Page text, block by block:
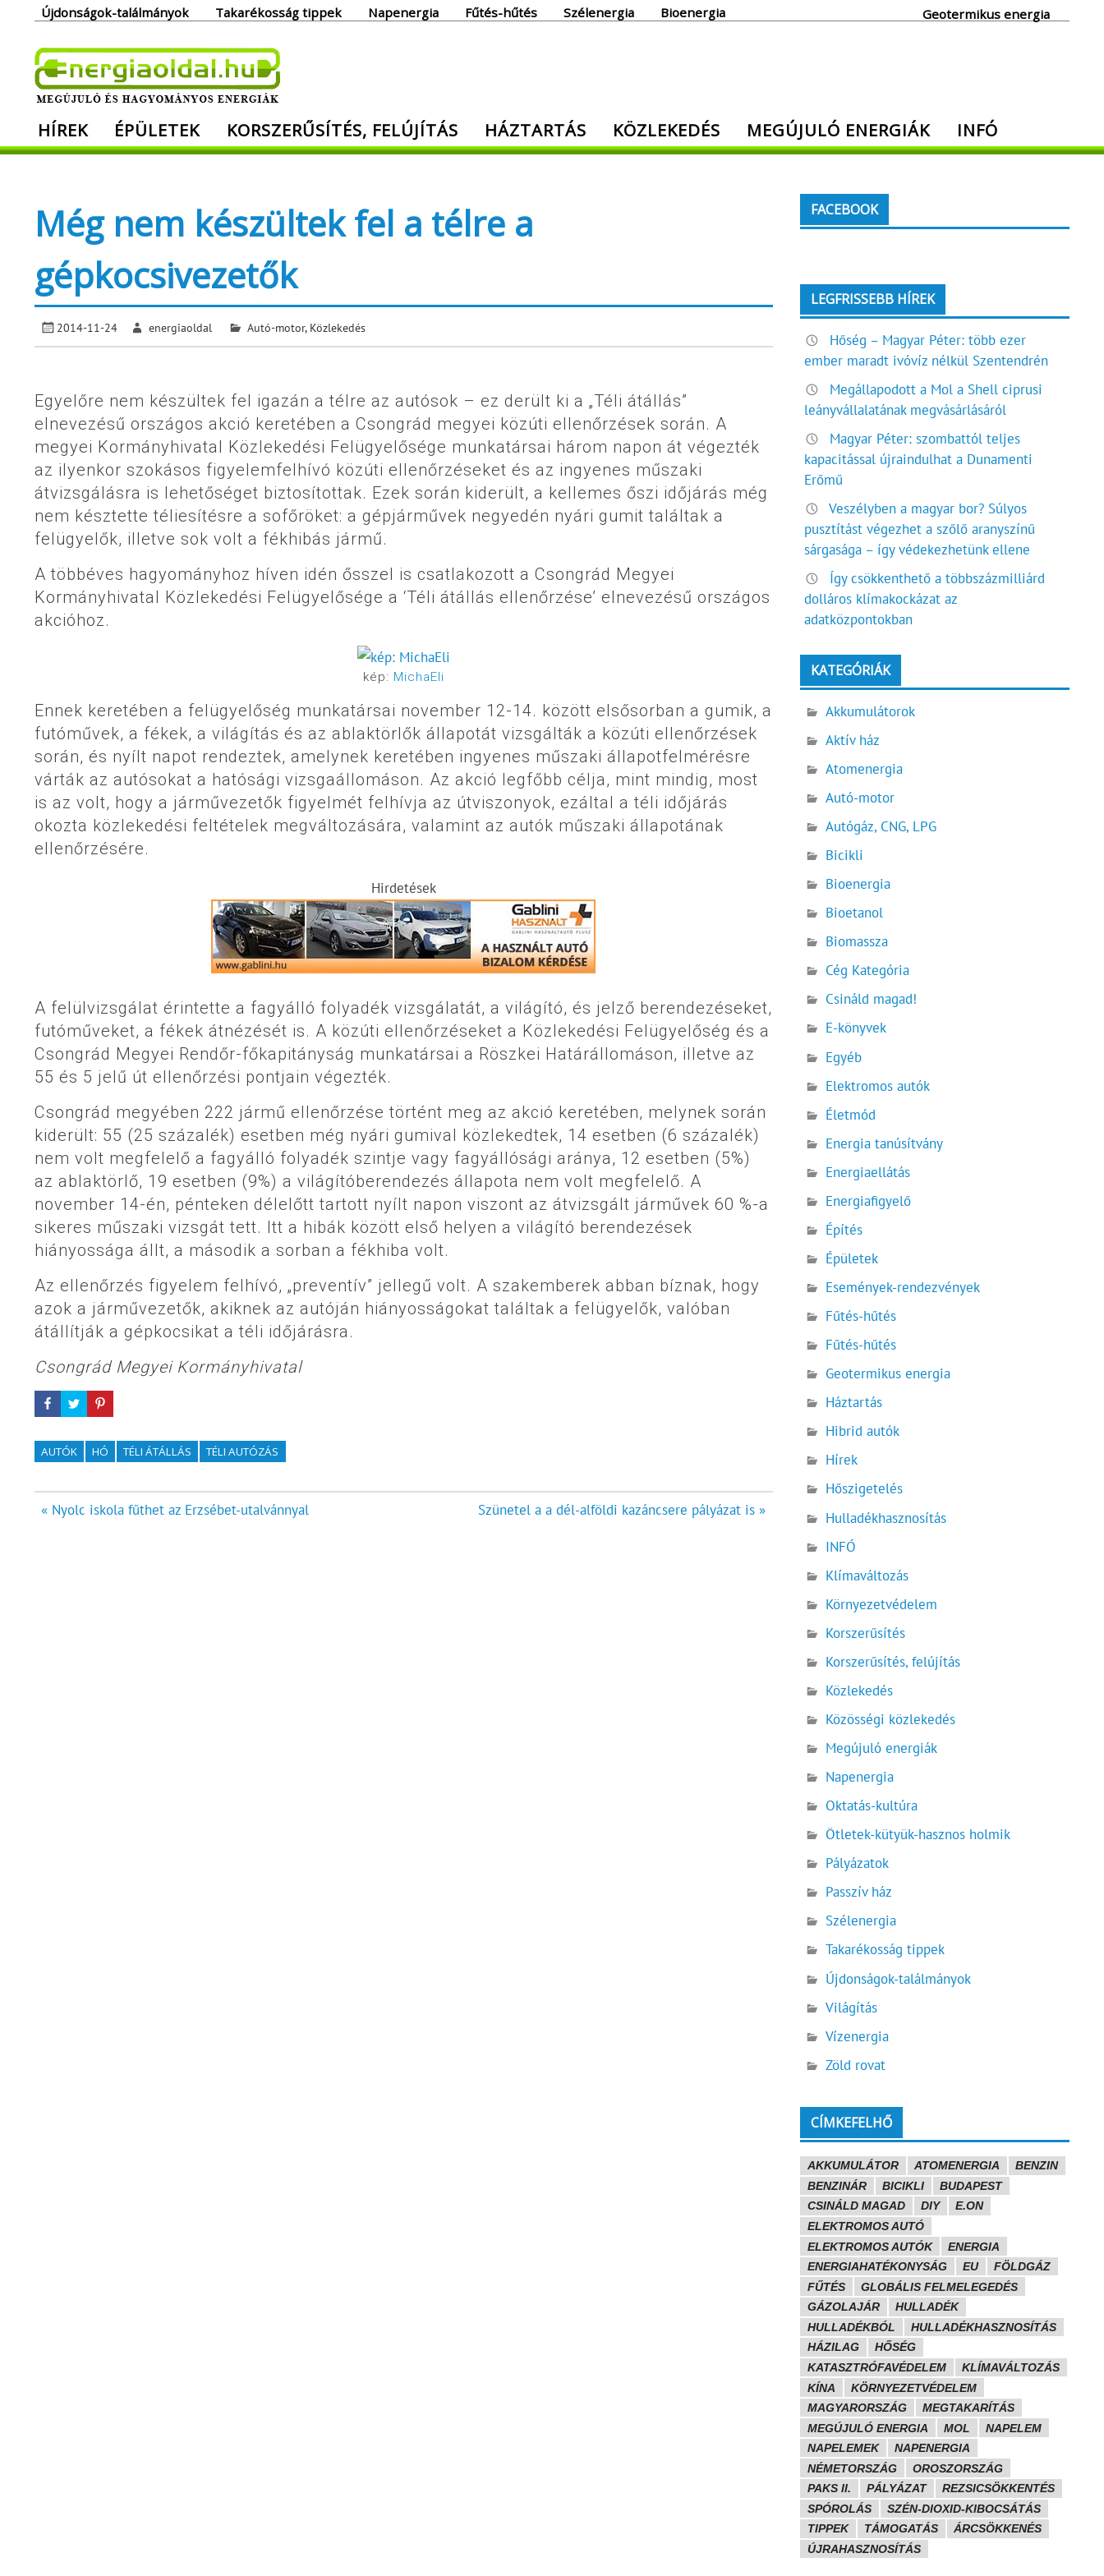
Újdonságok-találmányok Takarékosság tippek Napenergia Fűtés-hűtés Szélenergia Bioenergia Geotermikus energia
Megújuló és hagyományos energiák. Minden, ami energia!
HÍREK ÉPÜLETEK KORSZERŰSÍTÉS, FELÚJÍTÁS HÁZTARTÁS KÖZLEKEDÉS MEGÚJULÓ ENERGIÁK INFÓ
Még nem készültek fel a télre a
gépkocsivezetők
2014-11-24 energiaoldal Autó-motor, Közlekedés
Egyelőre nem készültek fel igazán a télre az autósok – ez derült ki a „Téli átállás”
elnevezésű országos akció keretében a Csongrád megyei közúti ellenőrzések során. A
megyei Kormányhivatal Közlekedési Felügyelősége munkatársai három napon át végezték
az ilyenkor szokásos figyelemfelhívó közúti ellenőrzéseket és az ingyenes műszaki
átvizsgálásra is lehetőséget biztosítottak. Ezek során kiderült, a kellemes őszi időjárás még
nem késztette téliesítésre a sofőröket: a gépjárművek negyedén nyári gumit találtak a
felügyelők, illetve sok volt a fékhibás jármű.
A többéves hagyományhoz híven idén ősszel is csatlakozott a Csongrád Megyei
Kormányhivatal Közlekedési Felügyelősége a ‘Téli átállás ellenőrzése’ elnevezésű országos
akcióhoz.
kép: MichaEli
Ennek keretében a felügyelőség munkatársai november 12-14. között elsősorban a gumik, a
futóművek, a fékek, a világítás és az ablaktörlők állapotát vizsgálták a közúti ellenőrzések
során, és nyílt napot rendeztek, amelynek keretében ingyenes műszaki állapotfelmérésre
várták az autósokat a hatósági vizsgaállomáson. Az akció legfőbb célja, mint mindig, most
is az volt, hogy a járművezetők figyelmét felhívja az útviszonyok, ezáltal a téli időjárás
okozta közlekedési feltételek megváltozására, valamint az autók műszaki állapotának
ellenőrzésére.
Hirdetések
A felülvizsgálat érintette a fagyálló folyadék vizsgálatát, a világító, és jelző berendezéseket,
futóműveket, a fékek átnézését is. A közúti ellenőrzéseket a Közlekedési Felügyelőség és a
Csongrád Megyei Rendőr-főkapitányság munkatársai a Röszkei Határállomáson, illetve az
55 és 5 jelű út ellenőrzési pontjain végezték.
Csongrád megyében 222 jármű ellenőrzése történt meg az akció keretében, melynek során
kiderült: 55 (25 százalék) esetben még nyári gumival közlekedtek, 14 esetben (6 százalék)
nem volt megfelelő a fagyálló folyadék szintje vagy fagyállósági aránya, 12 esetben (5%)
az ablaktörlő, 19 esetben (9%) a világítóberendezés állapota nem volt megfelelő. A
november 14-én, pénteken délelőtt tartott nyílt napon viszont az átvizsgált járművek 60 %-a
sikeres műszaki vizsgát tett. Itt a hibák között első helyen a világító berendezések
hiányossága állt, a második a sorban a fékhiba volt.
Az ellenőrzés figyelem felhívó, „preventív” jellegű volt. A szakemberek abban bíznak, hogy
azok a járművezetők, akiknek az autóján hiányosságokat találtak a felügyelők, valóban
átállítják a gépkocsikat a téli időjárásra.
Csongrád Megyei Kormányhivatal
AUTÓK HÓ TÉLI ÁTÁLLÁS TÉLI AUTÓZÁS
Bejegyzés
« Nyolc iskola fűthet az Erzsébet-utalvánnyal Szünetel a a dél-alföldi kazáncsere pályázat is »
FACEBOOK
LEGFRISSEBB HÍREK
Hőség – Magyar Péter: több ezer
ember maradt ivóvíz nélkül Szentendrén
Megállapodott a Mol a Shell ciprusi
leányvállalatának megvásárlásáról
Magyar Péter: szombattól teljes
kapacitással újraindulhat a Dunamenti
Erőmű
Veszélyben a magyar bor? Súlyos
pusztítást végezhet a szőlő aranyszínű
sárgasága – így védekezhetünk ellene
Így csökkenthető a többszázmilliárd
dolláros klímakockázat az
adatközpontokban
KATEGÓRIÁK
Akkumulátorok
Aktív ház
Atomenergia
Autó-motor
Autógáz, CNG, LPG
Bicikli
Bioenergia
Bioetanol
Biomassza
Cég Kategória
Csináld magad!
E-könyvek
Egyéb
Elektromos autók
Életmód
Energia tanúsítvány
Energiaellátás
Energiafigyelő
Építés
Épületek
Események-rendezvények
Fűtés-hűtés
Fűtés-hűtés
Geotermikus energia
Háztartás
Hibrid autók
Hírek
Hőszigetelés
Hulladékhasznosítás
INFÓ
Klímaváltozás
Környezetvédelem
Korszerűsítés
Korszerűsítés, felújítás
Közlekedés
Közösségi közlekedés
Megújuló energiák
Napenergia
Oktatás-kultúra
Ötletek-kütyük-hasznos holmik
Pályázatok
Passzív ház
Szélenergia
Takarékosság tippek
Újdonságok-találmányok
Világítás
Vízenergia
Zöld rovat
CÍMKEFELHŐ
AKKUMULÁTOR ATOMENERGIA
BENZIN
BENZINÁR
BICIKLI
BUDAPEST
CSINÁLD MAGAD
DIY
E.ON
ELEKTROMOS AUTÓ
ELEKTROMOS AUTÓK
ENERGIA
ENERGIAHATÉKONYSÁG
EU
FÖLDGÁZ
FŰTÉS
GLOBÁLIS FELMELEGEDÉS
GÁZOLAJÁR
HULLADÉK
HULLADÉKBÓL
HULLADÉKHASZNOSÍTÁS
HÁZILAG
HŐSÉG
KATASZTRÓFAVÉDELEM
KLÍMAVÁLTOZÁS
KÍNA
KÖRNYEZETVÉDELEM
MAGYARORSZÁG
MEGTAKARÍTÁS
MEGÚJULÓ ENERGIA
MOL
NAPELEM
NAPELEMEK
NAPENERGIA
NÉMETORSZÁG
OROSZORSZÁG
PAKS II.
PÁLYÁZAT
REZSICSÖKKENTÉS
SPÓROLÁS
SZÉN-DIOXID-KIBOCSÁTÁS
TIPPEK
TÁMOGATÁS
ÁRCSÖKKENÉS
ÚJRAHASZNOSÍTÁS